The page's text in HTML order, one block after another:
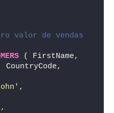
valor de vendas
( FirstName,
CountryCode,
,